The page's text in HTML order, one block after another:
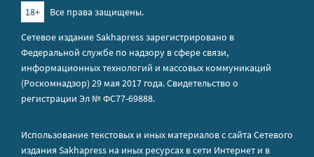
18+
Все права защищены.
Сетевое издание Sakhapress зарегистрировано в
Федеральной службе по надзору в сфере связи,
информационных технологий и массовых коммуникаций
(Роскомнадзор) 29 мая 2017 года. Свидетельство о
регистрации Эл № ФС77-69888.
Использование текстовых и иных материалов с сайта Сетевого
издания Sakhapress на иных ресурсах в сети Интернет и в